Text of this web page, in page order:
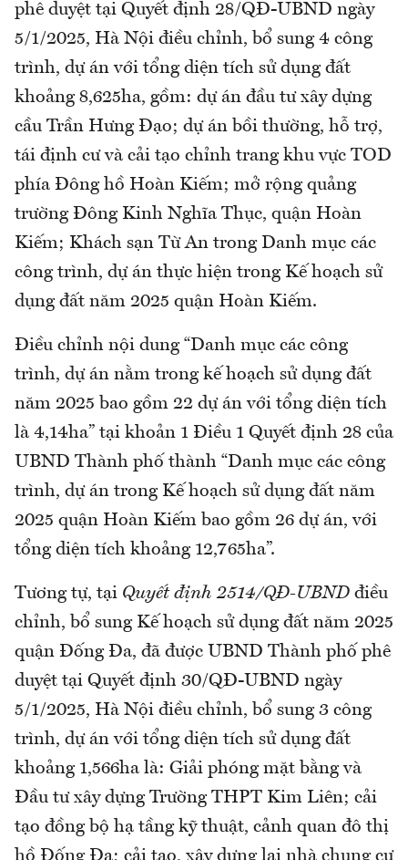
phê duyệt tại Quyết định 28/QĐ-UBND ngày
5/1/2025, Hà Nội điều chỉnh, bổ sung 4 công
trình, dự án với tổng diện tích sử dụng đất
khoảng 8,625ha, gồm: dự án đầu tư xây dựng
cầu Trần Hưng Đạo; dự án bồi thường, hỗ trợ,
tái định cư và cải tạo chỉnh trang khu vực TOD
phía Đông hồ Hoàn Kiếm; mở rộng quảng
trường Đông Kinh Nghĩa Thục, quận Hoàn
Kiếm; Khách sạn Từ An trong Danh mục các
công trình, dự án thực hiện trong Kế hoạch sử
dụng đất năm 2025 quận Hoàn Kiếm.
Điều chỉnh nội dung “Danh mục các công
trình, dự án nằm trong kế hoạch sử dụng đất
năm 2025 bao gồm 22 dự án với tổng diện tích
là 4,14ha” tại khoản 1 Điều 1 Quyết định 28 của
UBND Thành phố thành “Danh mục các công
trình, dự án trong Kế hoạch sử dụng đất năm
2025 quận Hoàn Kiếm bao gồm 26 dự án, với
tổng diện tích khoảng 12,765ha”.
Tương tự, tại Quyết định 2514/QĐ-UBND điều
chỉnh, bổ sung Kế hoạch sử dụng đất năm 2025
quận Đống Đa, đã được UBND Thành phố phê
duyệt tại Quyết định 30/QĐ-UBND ngày
5/1/2025, Hà Nội điều chỉnh, bổ sung 3 công
trình, dự án với tổng diện tích sử dụng đất
khoảng 1,566ha là: Giải phóng mặt bằng và
Đầu tư xây dựng Trường THPT Kim Liên; cải
tạo đồng bộ hạ tầng kỹ thuật, cảnh quan đô thị